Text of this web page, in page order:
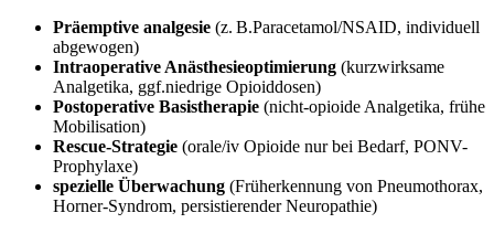
Präemptive analgesie (z. B.Paracetamol/NSAID, individuell
abgewogen)
Intraoperative Anästhesieoptimierung (kurzwirksame
Analgetika, ggf.niedrige Opioiddosen)
Postoperative Basistherapie (nicht-opioide Analgetika, frühe
Mobilisation)
Rescue-Strategie (orale/iv Opioide nur⁤ bei ​Bedarf, PONV-
Prophylaxe)
spezielle Überwachung (Früherkennung von Pneumothorax,
Horner-Syndrom, persistierender Neuropathie)